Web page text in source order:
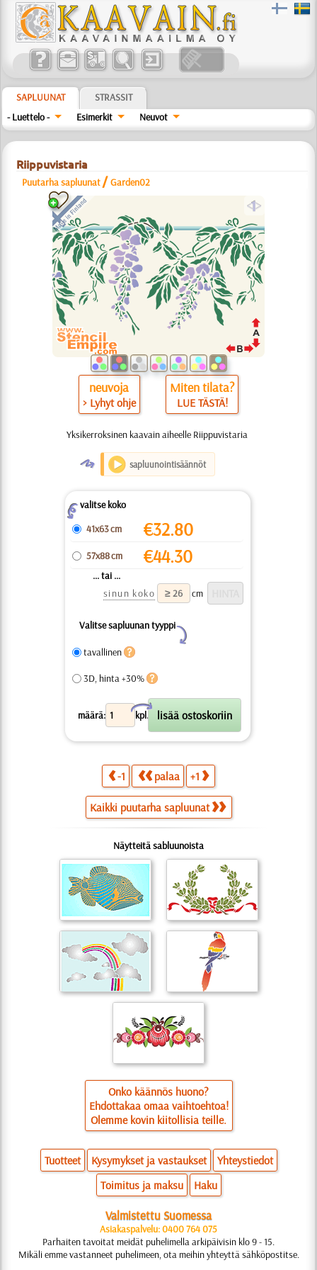
SAPLUUNAT
STRASSIT
- Luettelo -
Esimerkit Neuvot
Riippuvistaria
Puutarha sapluunat /Garden02
a
neuvoja
> Lyhyt ohje
Miten tilata?
LUE TÄSTÄ!
Yksikerroksinen kaavain aiheelle Riippuvistaria
O sapluunointisäännöt
Zvalitse koko
41x63 cm
€32.80
57x88 cm €44.30
... tai ...
sinun koko
cm
Valitse sapluunan tyyppi
Y
tavallinen
3D, hinta +30%
määrä: kpl.
X
-1 palaa +1
Kaikki puutarha sapluunat
Näytteitä sabluunoista
Onko käännös huono?
Ehdottakaa omaa vaihtoehtoa!
Olemme kovin kiitollisia teille.
Tuotteet Kysymykset ja vastaukset
Yhteystiedot
Toimitus ja maksu
Haku
Valmistettu Suomessa
Asiakaspalvelu: 0400 764 075
Parhaiten tavoitat meidät puhelimella arkipäivisin klo 9 - 15.
Mikäli emme vastanneet puhelimeen, ota meihin yhteyttä sähköpostitse.